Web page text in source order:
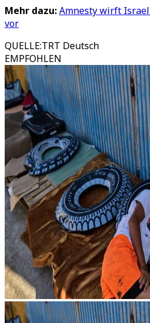
Mehr dazu:Amnesty wirft
vor
QUELLE:TRT Deutsch
EMPFOHLEN